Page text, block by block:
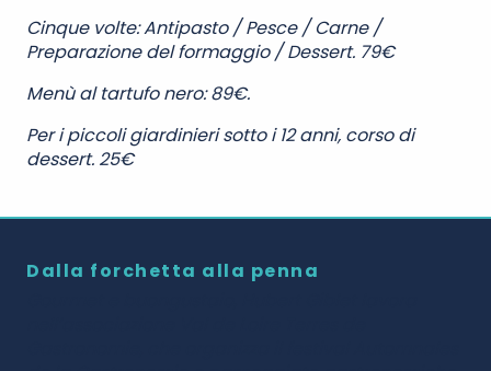
Cinque volte: Antipasto / Pesce / Carne /
Preparazione del formaggio / Dessert. 79€
Menù al tartufo nero: 89€.
Per i piccoli giardinieri sotto i 12 anni, corso di
dessert. 25€
Dalla forchetta alla penna